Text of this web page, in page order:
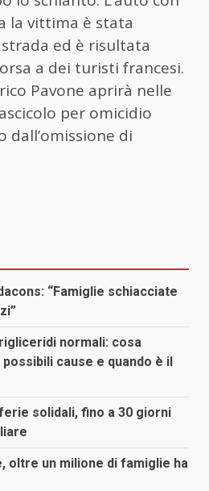
la vittima è stata
ed è risultata
a dei turisti francesi.
Pavone aprirà nelle
per omicidio
dall’omissione di
“Famiglie schiacciate
normali: cosa
cause e quando è il
solidali, fino a 30 giorni
oltre un milione di famiglie ha